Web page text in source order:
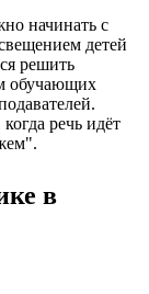
начинать с
детей
решить
обучающих
речь идёт
в